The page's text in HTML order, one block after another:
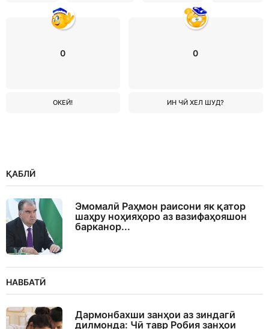
0
ОКЕЙ!
0
ИН ЧӢ ХЕЛ ШУД?
ҚАБЛӢ
Эмомалӣ Раҳмон раисони як қатор
шаҳру ноҳияҳоро аз вазифаҳояшон
барканор...
НАВБАТӢ
Дармонбахши занҳои аз зиндагӣ
дилмонда: Чӣ тавр Робия занҳои